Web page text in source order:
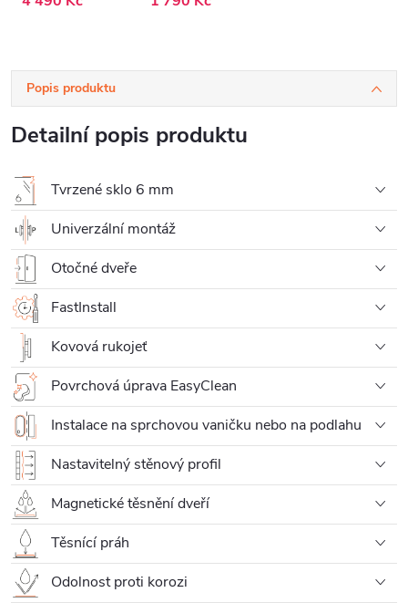
Popis produktu
Detailní popis produktu
Tvrzené sklo 6 mm
Univerzální montáž
Otočné dveře
FastInstall
Kovová rukojeť
Povrchová úprava EasyClean
Instalace na sprchovou vaničku nebo na podlahu
Nastavitelný stěnový profil
Magnetické těsnění dveří
Těsnící práh
Odolnost proti korozi